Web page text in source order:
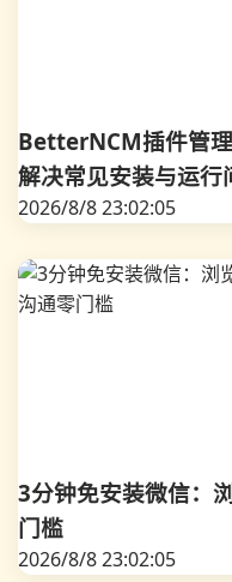
BetterNCM插件管
解决常见安装与运行
2026/8/8 23:02:05
3分钟免安装微信：
门槛
2026/8/8 23:02:05